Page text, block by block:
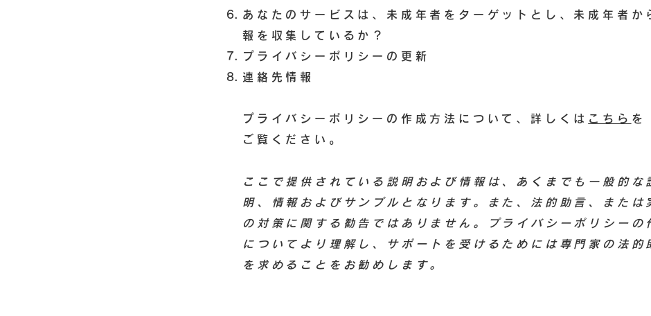
あなたのサービスは、未成年者をターゲットとし、未成年者か
報を収集しているか？
プライバシーポリシーの更新
連絡先情報
プライバシーポリシーの作成方法について、詳しくは こちら を
ご覧ください。
ここで提供されている説明および情報は、あくまでも一般的な
明、情報およびサンプルとなります。また、法的助言、または
の対策に関する勧告ではありません。プライバシーポリシーの
についてより理解し、サポートを受けるためには専門家の法的
を求めることをお勧めします。